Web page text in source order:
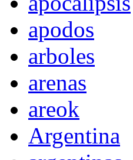
apodos
arboles
arenas
areok
Argentina